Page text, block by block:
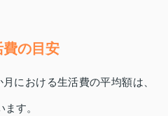
費の目安
における生活費の平均額は、
す。